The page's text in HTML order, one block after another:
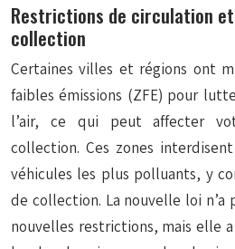
Restrictions de circulation
collection
Certaines villes et régions ont
faibles émissions (ZFE) pour
l’air, ce qui peut affecter
collection. Ces zones
véhicules les plus polluants, y
de collection. La nouvelle loi
nouvelles restrictions, mais elle